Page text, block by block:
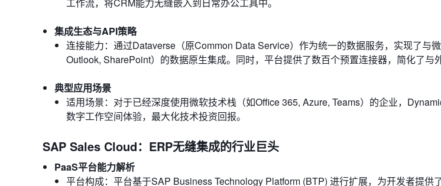
工作流，将CRM能力无缝嵌入到日常办公工具中。
集成生态与API策略
连接能力：通过Dataverse（原Common Data Service）作为统一的数据服务，实现了与
Outlook, SharePoint）的数据原生集成。同时，平台提供了数百个预置连接器，简化了与
典型应用场景
适用场景：对于已经深度使用微软技术栈（如Office 365, Azure, Teams）的企业，
数字工作空间体验，最大化技术投资回报。
SAP Sales Cloud：ERP无缝集成的行业巨头
PaaS平台能力解析
平台构成：平台基于SAP Business Technology Platform (BTP) 进行扩展，为开发者提供